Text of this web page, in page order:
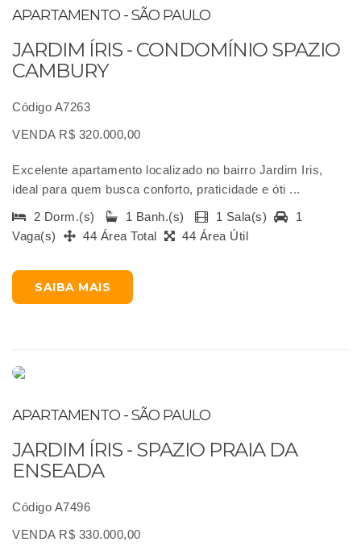
APARTAMENTO - SÃO PAULO
JARDIM ÍRIS - CONDOMÍNIO SPAZIO
CAMBURY
Código A7263
VENDA R$ 320.000,00
Excelente apartamento localizado no bairro Jardim Iris,
ideal para quem busca conforto, praticidade e óti ...
2 Dorm.(s)
1 Banh.(s) 1 Sala(s)
1
Vaga(s)
44 Área Total 44 Área Útil
SAIBA MAIS
APARTAMENTO - SÃO PAULO
JARDIM ÍRIS - SPAZIO PRAIA DA
ENSEADA
Código A7496
VENDA R$ 330.000,00